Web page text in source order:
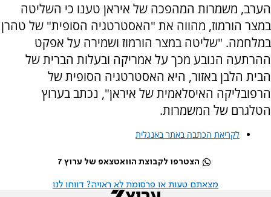
הערב, משמרות המהפכה של איראן טענו כי השליטה
במצר הורמוז, מהווה את "האסטרטגיה הסופית" של טהרן
במלחמה. "שליטה במצר הורמוז ושמירה על אפקט
ההרתעה הנובע מכך על אמריקה ובעלות הברית של
הבית הלבן באזור, היא האסטרטגיה הסופית של
הרפובליקה האיסלאמית של איראן", נכתב בערוץ
הטלגרם של המשמרות.
לקריאת הכתבה באתר באנגלית
הצטרפו לקבוצת הוואטצאפ של ערוץ 7
מצאתם טעות או פרסומת לא ראויה? דווחו לנו